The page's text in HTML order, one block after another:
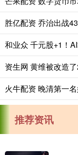
推荐资讯